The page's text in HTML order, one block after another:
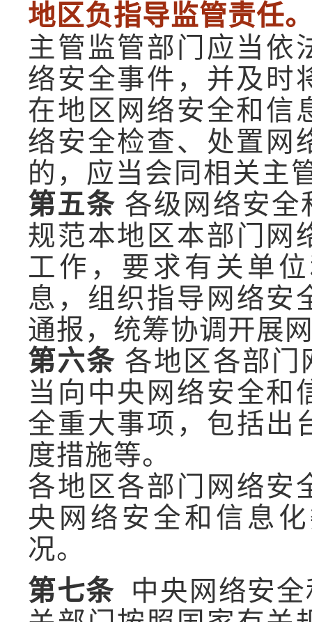
地区负指导监管责任
主管监管部门应当依
络安全事件，并及时
在地区网络安全和信
络安全检查、处置网
的，应当会同相关主
第五条 各级网络安全
规范本地区本部门网
工作，要求有关单
息，组织指导网络安
通报，统筹协调开展
第六条 各地区各部门
当向中央网络安全和
全重大事项，包括出
度措施等。
各地区各部门网络安
央网络安全和信息
况。
第七条 中央网络安